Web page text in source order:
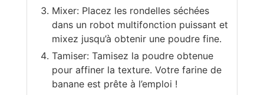
Mixer: Placez les rondelles séchées
dans un robot multifonction puissant et
mixez jusqu’à obtenir une poudre fine.
Tamiser: Tamisez la poudre obtenue
pour affiner la texture. Votre farine de
banane est prête à l’emploi !